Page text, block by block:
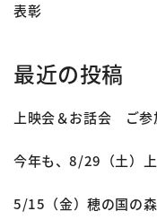
表彰
最近の投稿
上映会＆お話会 ご参
今年も、8/29（土）
5/15（金）穂の国の